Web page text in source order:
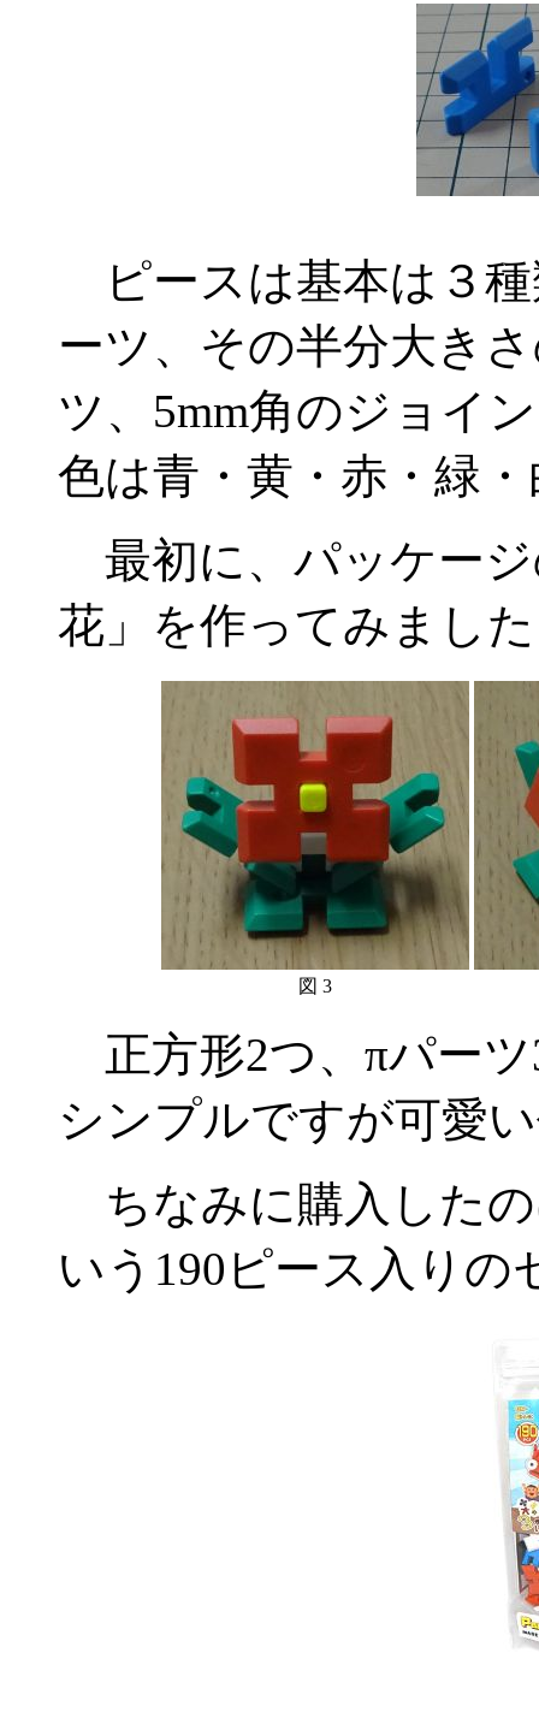
ピースは基本は３種
ーツ、その半分大き
ツ、5mm角のジョイ
色は青・黄・赤・緑
最初に、パッケー
花」を作ってみまし
図 3
正方形2つ、πパー
シンプルですが可愛
ちなみに購入した
いう190ピース入りの